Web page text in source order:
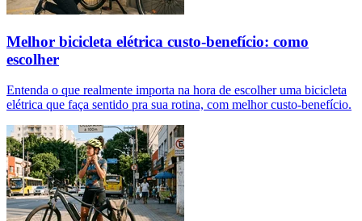
Melhor bicicleta elétrica custo-benefício: como
escolher
Entenda o que realmente importa na hora de escolher uma bicicleta
elétrica que faça sentido pra sua rotina, com melhor custo-benefício.